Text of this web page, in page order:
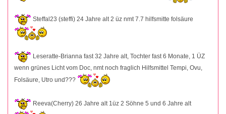
Steffal23 (steffi) 24 Jahre alt 2 üz nmt 7.7 hilfsmitte folsäure
Leseratte-Brianna fast 32 Jahre alt, Tochter fast 6 Monate, 1 ÜZ
wenn grünes Licht vom Doc, nmt noch fraglich Hilfsmittel Tempi, Ovu,
Folsäure, Utro und???
Reeva(Cherry) 26 Jahre alt 1üz 2 Söhne 5 und 6 Jahre alt